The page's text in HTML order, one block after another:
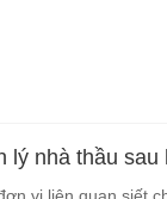
lý nhà thầu
vị liên quan siết